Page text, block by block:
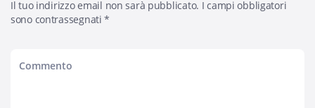
Il tuo indirizzo email non sarà pubblicato. I campi obbligatori
sono contrassegnati*